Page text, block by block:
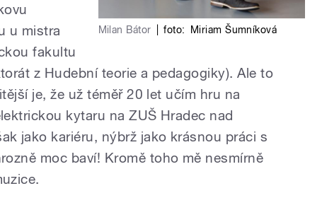
Milan Bátor foto: Miriam Šumníková
u mistra
fakultu
z Hudební teorie a pedagogiky). Ale to
je, že už téměř 20 let učím hru na
kytaru na ZUŠ Hradec nad
jako kariéru, nýbrž jako krásnou práci s
moc baví! Kromě toho mě nesmírně